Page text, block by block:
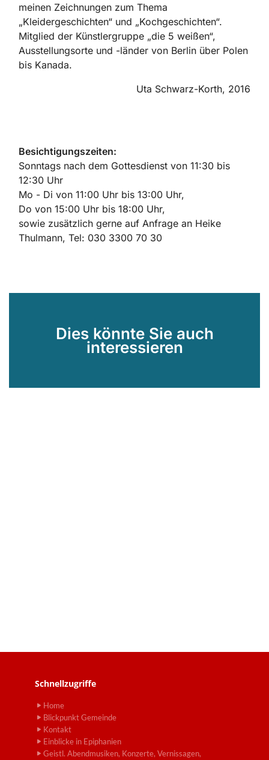
meinen Zeichnungen zum Thema
„Kleidergeschichten“ und „Kochgeschichten“.
Mitglied der Künstlergruppe „die 5 weißen“,
Ausstellungsorte und -länder von Berlin über Polen
bis Kanada.
Uta Schwarz-Korth, 2016
Besichtigungszeiten:
Sonntags nach dem Gottesdienst von 11:30 bis
12:30 Uhr
Mo - Di von 11:00 Uhr bis 13:00 Uhr,
Do von 15:00 Uhr bis 18:00 Uhr,
sowie zusätzlich gerne auf Anfrage an Heike
Thulmann, Tel: 030 3300 70 30
Dies könnte Sie auch
interessieren
Schnellzugriffe
Home
Blickpunkt Gemeinde
Kontakt
Einblicke in Epiphanien
Geistl. Abendmusiken, Konzerte, Vernissagen,